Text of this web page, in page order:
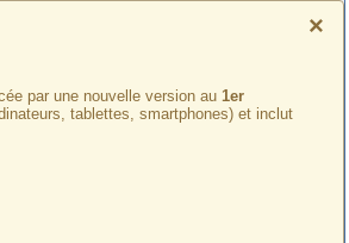
×
par une nouvelle version au 1er
tablettes, smartphones) et inclut